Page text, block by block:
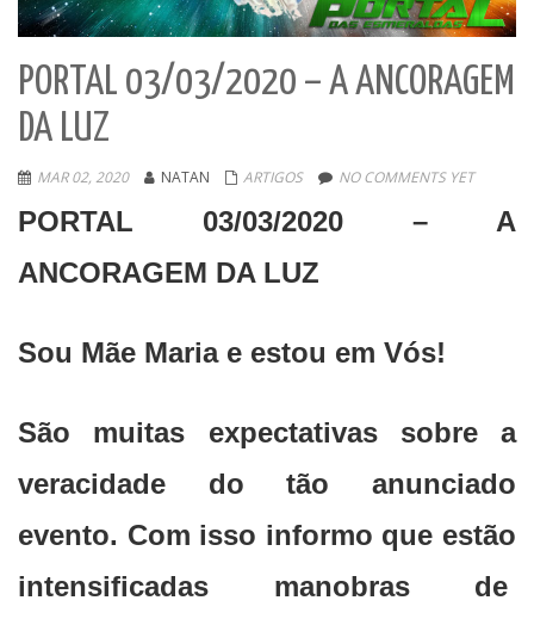
PORTAL 03/03/2020 – A ANCORAGEM
DA LUZ
MAR 02, 2020 NATAN ARTIGOS NO COMMENTS YET
PORTAL 03/03/2020 – A
ANCORAGEM DA LUZ
Sou Mãe Maria e estou em Vós!
São muitas expectativas sobre a
veracidade do tão anunciado
evento. Com isso informo que estão
intensificadas manobras de